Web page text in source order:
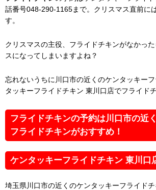
話番号048-290-1165まで。クリスマス直前に
す。
クリスマスの主役、フライドチキンがなかっ
スになってしまいますよね？
忘れないうちに川口市の近くのケンタッキー
タッキーフライドチキン 東川口店でフライド
フライドチキンの予約は川口市の近
フライドチキンがおすすめ！
ケンタッキーフライドチキン 東川口
埼玉県川口市の近くのケンタッキーフライド